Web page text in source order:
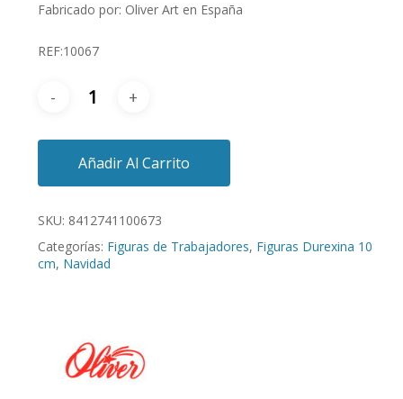
Fabricado por: Oliver Art en España
REF:10067
Añadir Al Carrito
SKU: 8412741100673
Categorías: Figuras de Trabajadores, Figuras Durexina 10
cm, Navidad